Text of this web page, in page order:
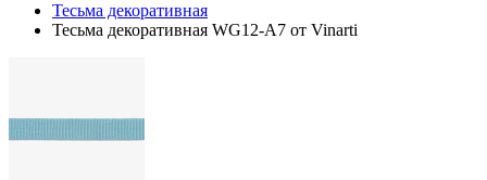
Тесьма декоративная
Тесьма декоративная WG12-A7 от Vinarti